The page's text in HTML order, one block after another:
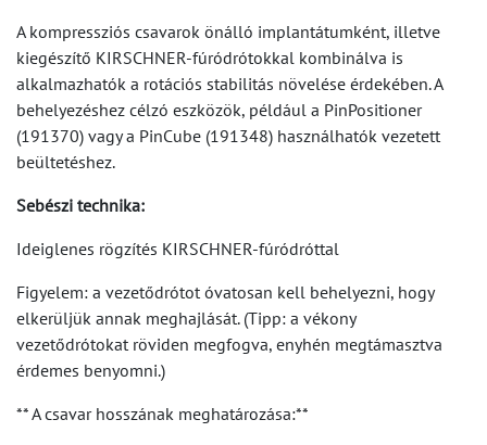
A kompressziós csavarok önálló implantátumként, illetve
kiegészítő KIRSCHNER-fúródrótokkal kombinálva is
alkalmazhatók a rotációs stabilitás növelése érdekében. A
behelyezéshez célzó eszközök, például a PinPositioner
(191370) vagy a PinCube (191348) használhatók vezetett
beültetéshez.
Sebészi technika:
Ideiglenes rögzítés KIRSCHNER-fúródróttal
Figyelem: a vezetődrótot óvatosan kell behelyezni, hogy
elkerüljük annak meghajlását. (Tipp: a vékony
vezetődrótokat röviden megfogva, enyhén megtámasztva
érdemes benyomni.)
** A csavar hosszának meghatározása:**